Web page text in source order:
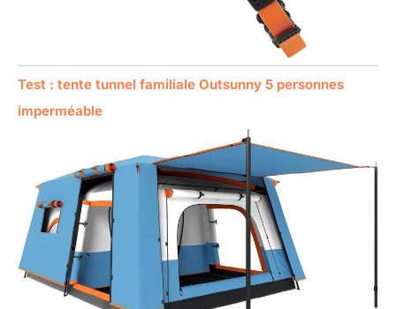
Test : tente tunnel familiale Outsunny 5 personnes
imperméable